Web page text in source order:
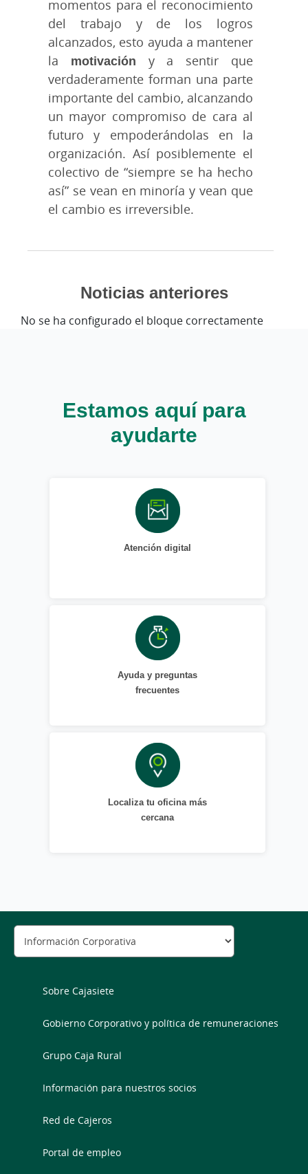
momentos para el reconocimiento
del trabajo y de los logros
alcanzados, esto ayuda a mantener
la motivación y a sentir que
verdaderamente forman una parte
importante del cambio, alcanzando
un mayor compromiso de cara al
futuro y empoderándolas en la
organización. Así posiblemente el
colectivo de “siempre se ha hecho
así” se vean en minoría y vean que
el cambio es irreversible.
Noticias anteriores
No se ha configurado el bloque correctamente
Estamos aquí para
ayudarte
Atención digital
Ayuda y preguntas
frecuentes
Localiza tu oficina más
cercana
Sobre Cajasiete
Gobierno Corporativo y política de remuneraciones
Grupo Caja Rural
Información para nuestros socios
Red de Cajeros
Portal de empleo